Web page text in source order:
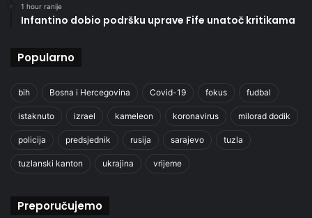
1 hour ranije
Infantino dobio podršku uprave Fife unatoč kritikama
Popularno
bih Bosna i Hercegovina Covid-19 fokus fudbal
istaknuto izrael kameleon koronavirus milorad dodik
policija predsjednik rusija sarajevo tuzla
tuzlanski kanton ukrajina vrijeme
Preporučujemo